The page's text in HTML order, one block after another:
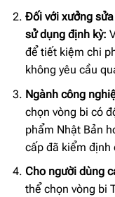
Đối với xưởng
sử dụng định kỳ:
để tiết kiệm chi
không yêu cầu
Ngành công
chọn vòng bi có
phẩm Nhật Bản
cấp đã kiểm định
Cho người dùng
thể chọn vòng bi